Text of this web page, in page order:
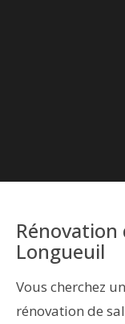
Rénovation
Longueuil
Vous cherchez
rénovation de